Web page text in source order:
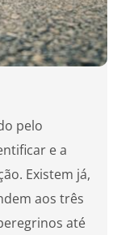
pelo
e a
Existem já,
aos três
até